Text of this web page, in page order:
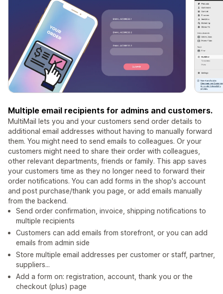
Multiple email recipients for admins and customers.
MultiMail lets you and your customers send order details to
additional email addresses without having to manually forward
them. You might need to send emails to colleagues. Or your
customers might need to share their order with colleagues,
other relevant departments, friends or family. This app saves
your customers time as they no longer need to forward their
order notifications. You can add forms in the shop's account
and post purchase/thank you page, or add emails manually
from the backend.
Send order confirmation, invoice, shipping notifications to
multiple recipients
Customers can add emails from storefront, or you can add
emails from admin side
Store multiple email addresses per customer or staff, partner,
suppliers...
Add a form on: registration, account, thank you or the
checkout (plus) page